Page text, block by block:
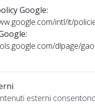
Google:
intl/it/
dlpage/
esterni